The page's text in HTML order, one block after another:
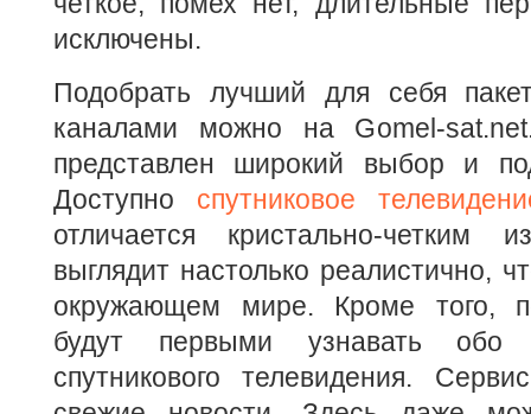
исключены.
Подобрать лучший для себя
каналами можно на Gomel-
представлен широкий выбор и
Доступно спутниковое
отличается кристально-четким
выглядит настолько реалистично,
окружающем мире. Кроме того,
будут первыми узнавать обо
спутникового телевидения.